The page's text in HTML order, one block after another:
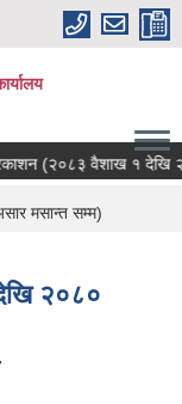
(२०८३ वैशाख १ देखि २०८३
मसान्त सम्म)
२०८०